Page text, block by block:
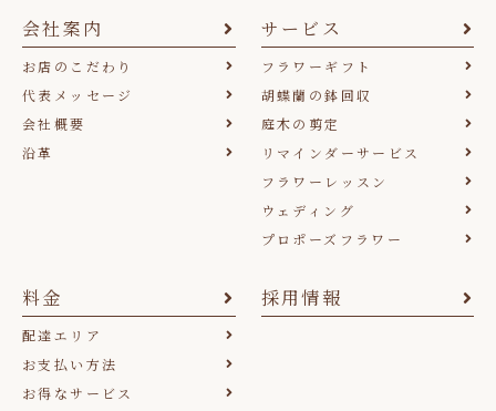
会社案内
お店のこだわり
代表メッセージ
会社概要
沿革
サービス
フラワーギフト
胡蝶蘭の鉢回収
庭木の剪定
リマインダーサービス
フラワーレッスン
ウェディング
プロポーズフラワー
料金
配達エリア
お支払い方法
お得なサービス
採用情報